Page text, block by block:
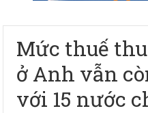
Mức thuế
ở Anh vẫn
với 15 nước